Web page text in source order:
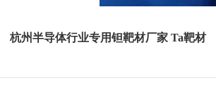
杭州半导体行业专用钽靶材厂家 Ta靶材